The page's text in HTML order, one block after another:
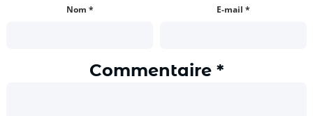
Nom * E-mail *
Commentaire *